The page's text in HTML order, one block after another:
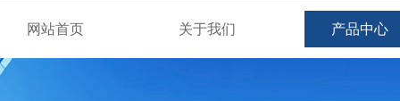
网站首页 关于我们 产品中心